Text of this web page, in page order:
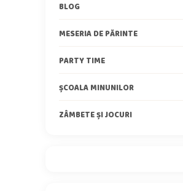
BLOG
MESERIA DE PĂRINTE
PARTY TIME
ȘCOALA MINUNILOR
ZÂMBETE ȘI JOCURI